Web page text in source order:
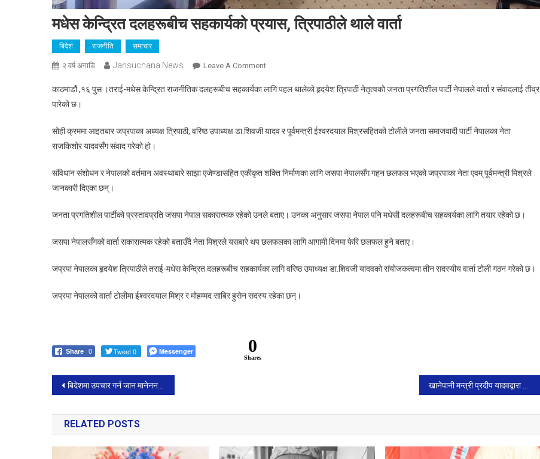
मधेस केन्द्रित दलहरूबीच सहकार्यको प्रयास, त्रिपाठीले थाले वार्ता
बिदेश राजनीति समाचार
२ वर्ष अगाडि Jansuchana News Leave A CommentOn
केन्द्रित
प्रयास,
वार्ता
काठमाडौं ,१६ पुस ।तराई-मधेस केन्द्रित राजनीतिक दलहरूबीच सहकार्यका लागि पहल थालेको हृदयेश त्रिपाठी नेतृत्वको जनता प्रगतिशील पार्टी नेपालले वार्ता र संवादलाई तीव्र
पारेको छ।
सोही क्रममा आइतबार जप्रपाका अध्यक्ष त्रिपाठी, वरिष्ठ उपाध्यक्ष डा.शिवजी यादव र पूर्वमन्त्री ईश्वरदयाल मिश्रसहितको टोलीले जनता समाजवादी पार्टी नेपालका नेता
राजकिशोर यादवसँग संवाद गरेको हो।
संविधान संशोधन र नेपालको वर्तमान अवस्थाबारे साझा एजेण्डासहित एकीकृत शक्ति निर्माणका लागि जसपा नेपालसँग गहन छलफल भएको जप्रपाका नेता एवम् पूर्वमन्त्री मिश्रले
जानकारी दिएका छन्।
जनता प्रगतिशील पार्टीको प्रस्तावप्रति जसपा नेपाल सकारात्मक रहेको उनले बताए। उनका अनुसार जसपा नेपाल पनि मधेसी दलहरूबीच सहकार्यका लागि तयार रहेको छ।
जसपा नेपालसँगको वार्ता सकारात्मक रहेको बताउँदै नेता मिश्रले यसबारे थप छलफलका लागि आगामी दिनमा फेरि छलफल हुने बताए।
जप्रपा नेपालका हृदयेश त्रिपाठीले तराई-मधेस केन्द्रित दलहरूबीच सहकार्यका लागि वरिष्ठ उपाध्यक्ष डा.शिवजी यादवको संयोजकत्वमा तीन सदस्यीय वार्ता टोली गठन गरेको छ।
जप्रपा नेपालको वार्ता टोलीमा ईश्वरदयाल मिश्र र मोहम्मद साबिर हुसेन सदस्य रहेका छन्।
Share 0 Tweet 0 Messenger 0
Shares
Post
navigation
बिदेशमा उपचार गर्न जान मानेनन मोहन बैधले, तीन चार दिनमा डिस्चार्ज हुने खानेपानी मन्त्री प्रदीप यादवद्वारा पाल्पामा निर्माणाधीन आयोजनाको स्थलगत निरीक्षण
RELATED POSTS